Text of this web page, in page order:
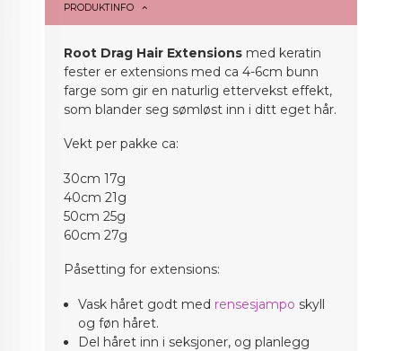
PRODUKTINFO
Root Drag Hair Extensions med keratin
fester er extensions med ca 4-6cm bunn
farge som gir en naturlig ettervekst effekt,
som blander seg sømløst inn i ditt eget hår.
Vekt per pakke ca:
30cm 17g
40cm 21g
50cm 25g
60cm 27g
Påsetting for extensions:
Vask håret godt med rensesjampo skyll
og føn håret.
Del håret inn i seksjoner, og planlegg